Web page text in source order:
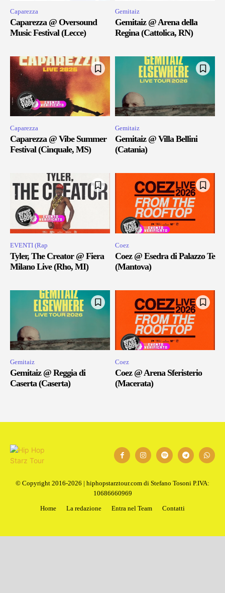
Caparezza
Caparezza @ Oversound
Music Festival (Lecce)
Gemitaiz
Gemitaiz @ Arena della
Regina (Cattolica, RN)
Caparezza
Caparezza @ Vibe Summer
Festival (Cinquale, MS)
Gemitaiz
Gemitaiz @ Villa Bellini
(Catania)
EVENTI (Rap
Tyler, The Creator @ Fiera
Milano Live (Rho, MI)
Coez
Coez @ Esedra di Palazzo Te
(Mantova)
Gemitaiz
Gemitaiz @ Reggia di
Caserta (Caserta)
Coez
Coez @ Arena Sferisterio
(Macerata)
© Copyright 2016-2026 | hiphopstarztour.com di Stefano Tosoni P.IVA:
10686660969
Home
La redazione Entra nel Team Contatti